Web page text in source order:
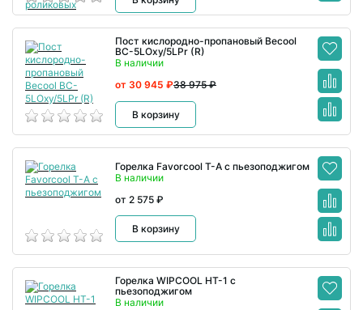
Пост кислородно-пропановый Becool
BC-5LOxy/5LPr (R)
В наличии
38 975 ₽
от 30 945 ₽
В корзину
Горелка Favorcool T-A с пьезоподжигом
В наличии
от 2 575 ₽
В корзину
Горелка WIPCOOL HT-1 с
пьезоподжигом
В наличии